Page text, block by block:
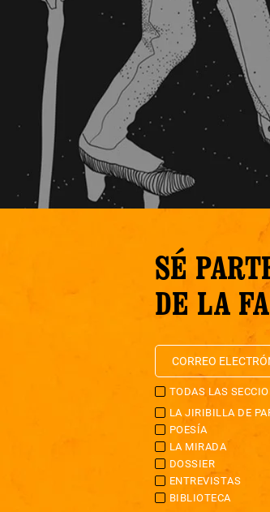
SÉ
DE LA
TODAS LAS
LA JIRIBILLA DE
POESÍA
LA MIRADA
DOSSIER
ENTREVISTAS
BIBLIOTECA